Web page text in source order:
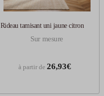
Rideau tamisant uni jaune citron
Sur mesure
à partir de 26,93€